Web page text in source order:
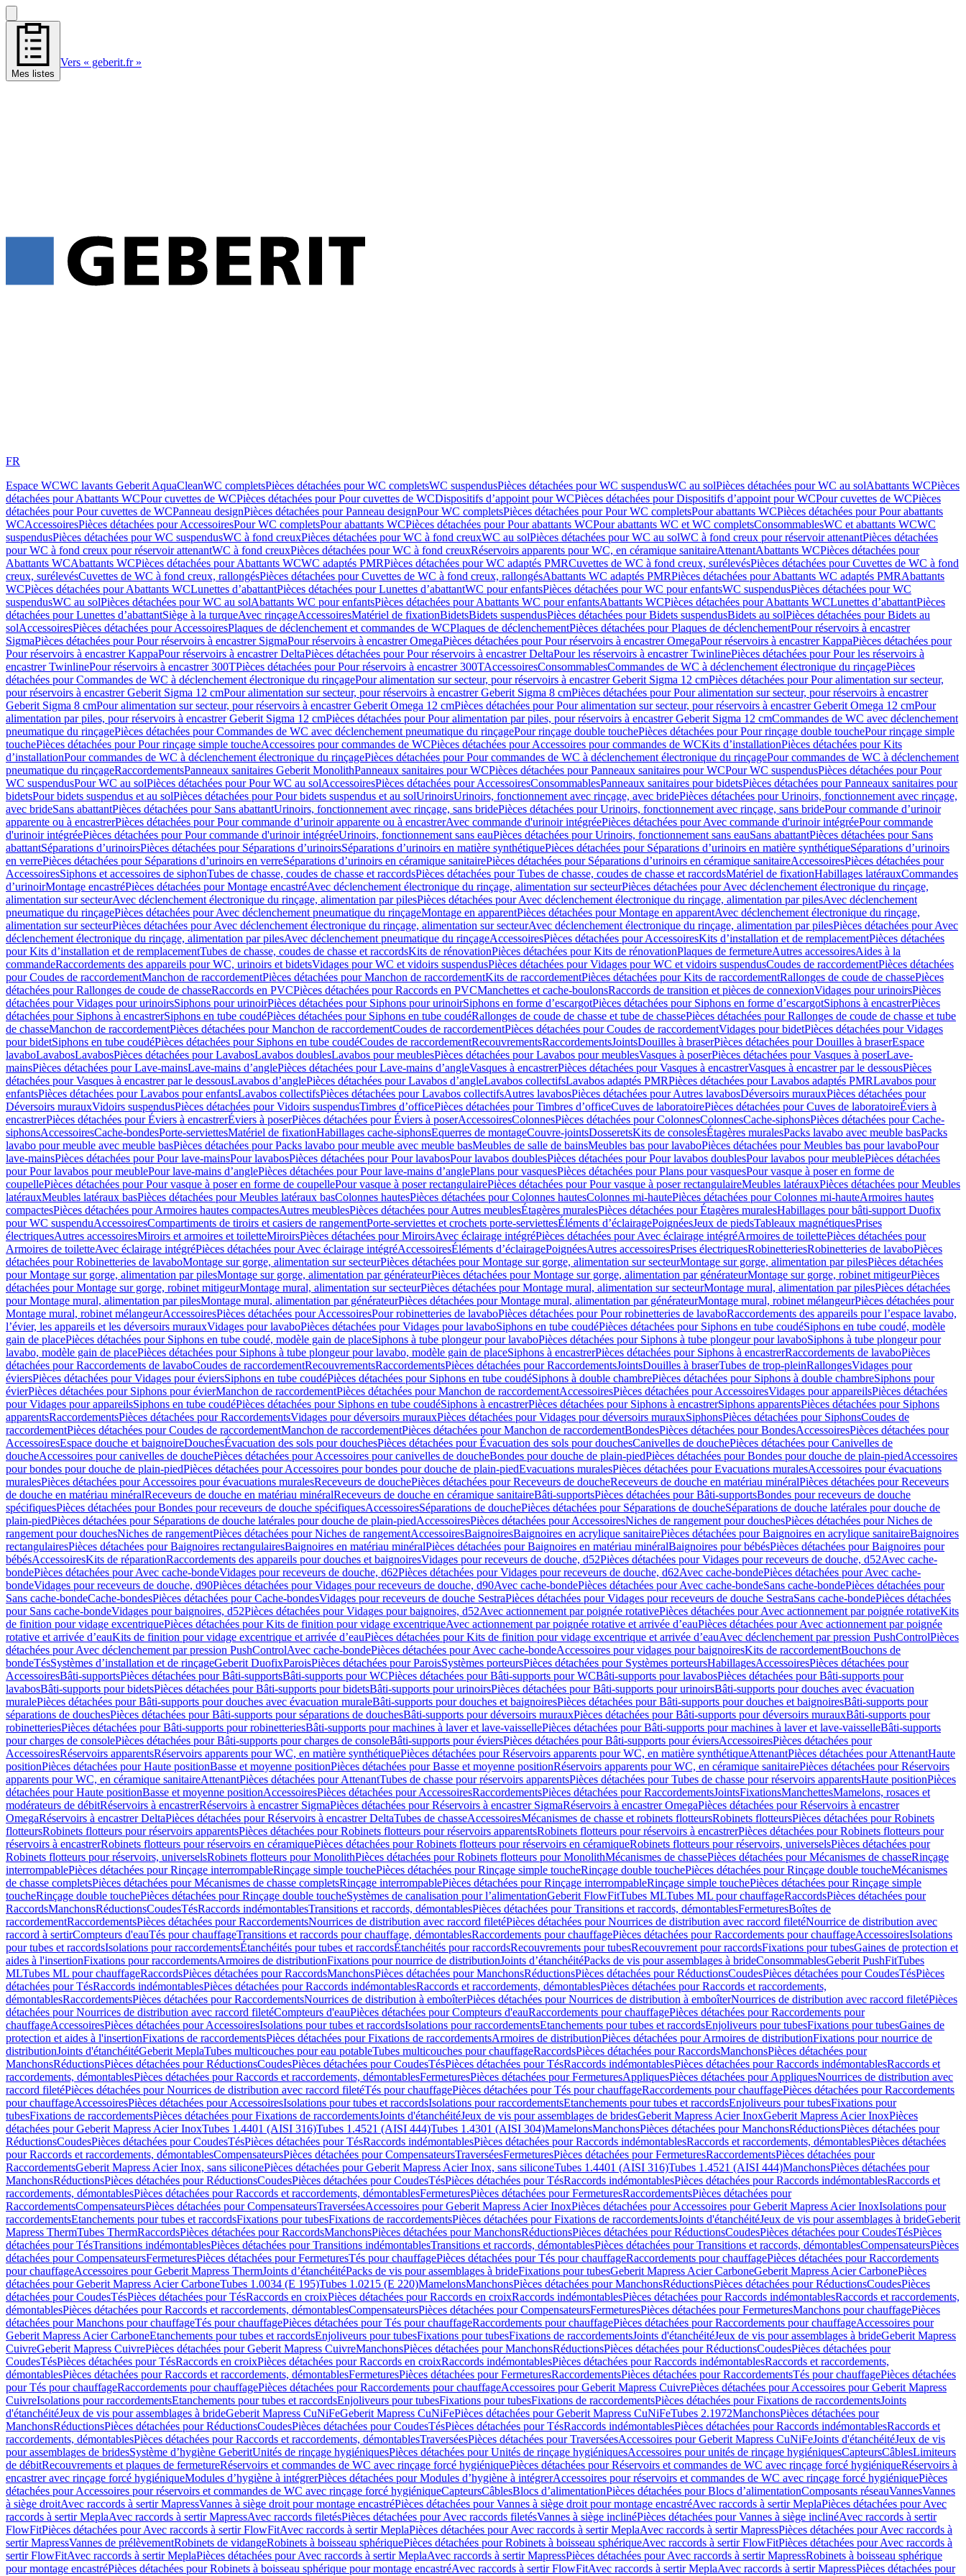
Mes listes
Vers « geberit.fr »
FR
Espace WCWC lavants Geberit AquaCleanWC completsPièces détachées pour WC completsWC suspendusPièces détachées pour WC suspendusWC au solPièces détachées pour WC au solAbattants WCPièces
détachées pour Abattants WCPour cuvettes de WCPièces détachées pour Pour cuvettes de WCDispositifs d’appoint pour WCPièces détachées pour Dispositifs d’appoint pour WCPour cuvettes de WCPièces
détachées pour Pour cuvettes de WCPanneau designPièces détachées pour Panneau designPour WC completsPièces détachées pour Pour WC completsPour abattants WCPièces détachées pour Pour abattants
WCAccessoiresPièces détachées pour AccessoiresPour WC completsPour abattants WCPièces détachées pour Pour abattants WCPour abattants WC et WC completsConsommablesWC et abattants WCWC
suspendusPièces détachées pour WC suspendusWC à fond creuxPièces détachées pour WC à fond creuxWC au solPièces détachées pour WC au solWC à fond creux pour réservoir attenantPièces détachées
pour WC à fond creux pour réservoir attenantWC à fond creuxPièces détachées pour WC à fond creuxRéservoirs apparents pour WC, en céramique sanitaireAttenantAbattants WCPièces détachées pour
Abattants WCAbattants WCPièces détachées pour Abattants WCWC adaptés PMRPièces détachées pour WC adaptés PMRCuvettes de WC à fond creux, surélevésPièces détachées pour Cuvettes de WC à fond
creux, surélevésCuvettes de WC à fond creux, rallongésPièces détachées pour Cuvettes de WC à fond creux, rallongésAbattants WC adaptés PMRPièces détachées pour Abattants WC adaptés PMRAbattants
WCPièces détachées pour Abattants WCLunettes d’abattantPièces détachées pour Lunettes d’abattantWC pour enfantsPièces détachées pour WC pour enfantsWC suspendusPièces détachées pour WC
suspendusWC au solPièces détachées pour WC au solAbattants WC pour enfantsPièces détachées pour Abattants WC pour enfantsAbattants WCPièces détachées pour Abattants WCLunettes d’abattantPièces
détachées pour Lunettes d’abattantSiège à la turqueAvec rinçageAccessoiresMatériel de fixationBidetsBidets suspendusPièces détachées pour Bidets suspendusBidets au solPièces détachées pour Bidets au
solAccessoiresPièces détachées pour AccessoiresPlaques de déclenchement et commandes de WCPlaques de déclenchementPièces détachées pour Plaques de déclenchementPour réservoirs à encastrer
SigmaPièces détachées pour Pour réservoirs à encastrer SigmaPour réservoirs à encastrer OmegaPièces détachées pour Pour réservoirs à encastrer OmegaPour réservoirs à encastrer KappaPièces détachées pour
Pour réservoirs à encastrer KappaPour réservoirs à encastrer DeltaPièces détachées pour Pour réservoirs à encastrer DeltaPour les réservoirs à encastrer TwinlinePièces détachées pour Pour les réservoirs à
encastrer TwinlinePour réservoirs à encastrer 300TPièces détachées pour Pour réservoirs à encastrer 300TAccessoiresConsommablesCommandes de WC à déclenchement électronique du rinçagePièces
détachées pour Commandes de WC à déclenchement électronique du rinçagePour alimentation sur secteur, pour réservoirs à encastrer Geberit Sigma 12 cmPièces détachées pour Pour alimentation sur secteur,
pour réservoirs à encastrer Geberit Sigma 12 cmPour alimentation sur secteur, pour réservoirs à encastrer Geberit Sigma 8 cmPièces détachées pour Pour alimentation sur secteur, pour réservoirs à encastrer
Geberit Sigma 8 cmPour alimentation sur secteur, pour réservoirs à encastrer Geberit Omega 12 cmPièces détachées pour Pour alimentation sur secteur, pour réservoirs à encastrer Geberit Omega 12 cmPour
alimentation par piles, pour réservoirs à encastrer Geberit Sigma 12 cmPièces détachées pour Pour alimentation par piles, pour réservoirs à encastrer Geberit Sigma 12 cmCommandes de WC avec déclenchement
pneumatique du rinçagePièces détachées pour Commandes de WC avec déclenchement pneumatique du rinçagePour rinçage double touchePièces détachées pour Pour rinçage double touchePour rinçage simple
touchePièces détachées pour Pour rinçage simple toucheAccessoires pour commandes de WCPièces détachées pour Accessoires pour commandes de WCKits d’installationPièces détachées pour Kits
d’installationPour commandes de WC à déclenchement électronique du rinçagePièces détachées pour Pour commandes de WC à déclenchement électronique du rinçagePour commandes de WC à déclenchement
pneumatique du rinçageRaccordementsPanneaux sanitaires Geberit MonolithPanneaux sanitaires pour WCPièces détachées pour Panneaux sanitaires pour WCPour WC suspendusPièces détachées pour Pour
WC suspendusPour WC au solPièces détachées pour Pour WC au solAccessoiresPièces détachées pour AccessoiresConsommablesPanneaux sanitaires pour bidetsPièces détachées pour Panneaux sanitaires pour
bidetsPour bidets suspendus et au solPièces détachées pour Pour bidets suspendus et au solUrinoirsUrinoirs, fonctionnement avec rinçage, avec bridePièces détachées pour Urinoirs, fonctionnement avec rinçage,
avec brideSans abattantPièces détachées pour Sans abattantUrinoirs, fonctionnement avec rinçage, sans bridePièces détachées pour Urinoirs, fonctionnement avec rinçage, sans bridePour commande d’urinoir
apparente ou à encastrerPièces détachées pour Pour commande d’urinoir apparente ou à encastrerAvec commande d'urinoir intégréePièces détachées pour Avec commande d'urinoir intégréePour commande
d'urinoir intégréePièces détachées pour Pour commande d'urinoir intégréeUrinoirs, fonctionnement sans eauPièces détachées pour Urinoirs, fonctionnement sans eauSans abattantPièces détachées pour Sans
abattantSéparations d’urinoirsPièces détachées pour Séparations d’urinoirsSéparations d’urinoirs en matière synthétiquePièces détachées pour Séparations d’urinoirs en matière synthétiqueSéparations d’urinoirs
en verrePièces détachées pour Séparations d’urinoirs en verreSéparations d’urinoirs en céramique sanitairePièces détachées pour Séparations d’urinoirs en céramique sanitaireAccessoiresPièces détachées pour
AccessoiresSiphons et accessoires de siphonTubes de chasse, coudes de chasse et raccordsPièces détachées pour Tubes de chasse, coudes de chasse et raccordsMatériel de fixationHabillages latérauxCommandes
dʼurinoirMontage encastréPièces détachées pour Montage encastréAvec déclenchement électronique du rinçage, alimentation sur secteurPièces détachées pour Avec déclenchement électronique du rinçage,
alimentation sur secteurAvec déclenchement électronique du rinçage, alimentation par pilesPièces détachées pour Avec déclenchement électronique du rinçage, alimentation par pilesAvec déclenchement
pneumatique du rinçagePièces détachées pour Avec déclenchement pneumatique du rinçageMontage en apparentPièces détachées pour Montage en apparentAvec déclenchement électronique du rinçage,
alimentation sur secteurPièces détachées pour Avec déclenchement électronique du rinçage, alimentation sur secteurAvec déclenchement électronique du rinçage, alimentation par pilesPièces détachées pour Avec
déclenchement électronique du rinçage, alimentation par pilesAvec déclenchement pneumatique du rinçageAccessoiresPièces détachées pour AccessoiresKits d’installation et de remplacementPièces détachées
pour Kits d’installation et de remplacementTubes de chasse, coudes de chasse et raccordsKits de rénovationPièces détachées pour Kits de rénovationPlaques de fermetureAutres accessoiresAides à la
commandeRaccordements des appareils pour WC, urinoirs et bidetsVidages pour WC et vidoirs suspendusPièces détachées pour Vidages pour WC et vidoirs suspendusCoudes de raccordementPièces détachées
pour Coudes de raccordementManchon de raccordementPièces détachées pour Manchon de raccordementKits de raccordementPièces détachées pour Kits de raccordementRallonges de coude de chassePièces
détachées pour Rallonges de coude de chasseRaccords en PVCPièces détachées pour Raccords en PVCManchettes et cache-boulonsRaccords de transition et pièces de connexionVidages pour urinoirsPièces
détachées pour Vidages pour urinoirsSiphons pour urinoirPièces détachées pour Siphons pour urinoirSiphons en forme d’escargotPièces détachées pour Siphons en forme d’escargotSiphons à encastrerPièces
détachées pour Siphons à encastrerSiphons en tube coudéPièces détachées pour Siphons en tube coudéRallonges de coude de chasse et tube de chassePièces détachées pour Rallonges de coude de chasse et tube
de chasseManchon de raccordementPièces détachées pour Manchon de raccordementCoudes de raccordementPièces détachées pour Coudes de raccordementVidages pour bidetPièces détachées pour Vidages
pour bidetSiphons en tube coudéPièces détachées pour Siphons en tube coudéCoudes de raccordementRecouvrementsRaccordementsJointsDouilles à braserPièces détachées pour Douilles à braserEspace
lavaboLavabosLavabosPièces détachées pour LavabosLavabos doublesLavabos pour meublesPièces détachées pour Lavabos pour meublesVasques à poserPièces détachées pour Vasques à poserLave-
mainsPièces détachées pour Lave-mainsLave-mains d’anglePièces détachées pour Lave-mains d’angleVasques à encastrerPièces détachées pour Vasques à encastrerVasques à encastrer par le dessousPièces
détachées pour Vasques à encastrer par le dessousLavabos d’anglePièces détachées pour Lavabos d’angleLavabos collectifsLavabos adaptés PMRPièces détachées pour Lavabos adaptés PMRLavabos pour
enfantsPièces détachées pour Lavabos pour enfantsLavabos collectifsPièces détachées pour Lavabos collectifsAutres lavabosPièces détachées pour Autres lavabosDéversoirs murauxPièces détachées pour
Déversoirs murauxVidoirs suspendusPièces détachées pour Vidoirs suspendusTimbres dʼofficePièces détachées pour Timbres dʼofficeCuves de laboratoirePièces détachées pour Cuves de laboratoireÉviers à
encastrerPièces détachées pour Éviers à encastrerÉviers à poserPièces détachées pour Éviers à poserAccessoiresColonnesPièces détachées pour ColonnesColonnesCache-siphonsPièces détachées pour Cache-
siphonsAccessoiresCache-bondesPorte-serviettesMatériel de fixationHabillages cache-siphonsEquerres de montageCouvre-jointsDosseretsKits de consolesÉtagères muralesPacks lavabo avec meuble basPacks
lavabo pour meuble avec meuble basPièces détachées pour Packs lavabo pour meuble avec meuble basMeubles de salle de bainsMeubles bas pour lavaboPièces détachées pour Meubles bas pour lavaboPour
lave-mainsPièces détachées pour Pour lave-mainsPour lavabosPièces détachées pour Pour lavabosPour lavabos doublesPièces détachées pour Pour lavabos doublesPour lavabos pour meublePièces détachées
pour Pour lavabos pour meublePour lave-mains d’anglePièces détachées pour Pour lave-mains d’anglePlans pour vasquesPièces détachées pour Plans pour vasquesPour vasque à poser en forme de
coupellePièces détachées pour Pour vasque à poser en forme de coupellePour vasque à poser rectangulairePièces détachées pour Pour vasque à poser rectangulaireMeubles latérauxPièces détachées pour Meubles
latérauxMeubles latéraux basPièces détachées pour Meubles latéraux basColonnes hautesPièces détachées pour Colonnes hautesColonnes mi-hautePièces détachées pour Colonnes mi-hauteArmoires hautes
compactesPièces détachées pour Armoires hautes compactesAutres meublesPièces détachées pour Autres meublesÉtagères muralesPièces détachées pour Étagères muralesHabillages pour bâti-support Duofix
pour WC suspenduAccessoiresCompartiments de tiroirs et casiers de rangementPorte-serviettes et crochets porte-serviettesÉléments d’éclairagePoignéesJeux de piedsTableaux magnétiquesPrises
électriquesAutres accessoiresMiroirs et armoires et toiletteMiroirsPièces détachées pour MiroirsAvec éclairage intégréPièces détachées pour Avec éclairage intégréArmoires de toilettePièces détachées pour
Armoires de toiletteAvec éclairage intégréPièces détachées pour Avec éclairage intégréAccessoiresÉléments d’éclairagePoignéesAutres accessoiresPrises électriquesRobinetteriesRobinetteries de lavaboPièces
détachées pour Robinetteries de lavaboMontage sur gorge, alimentation sur secteurPièces détachées pour Montage sur gorge, alimentation sur secteurMontage sur gorge, alimentation par pilesPièces détachées
pour Montage sur gorge, alimentation par pilesMontage sur gorge, alimentation par générateurPièces détachées pour Montage sur gorge, alimentation par générateurMontage sur gorge, robinet mitigeurPièces
détachées pour Montage sur gorge, robinet mitigeurMontage mural, alimentation sur secteurPièces détachées pour Montage mural, alimentation sur secteurMontage mural, alimentation par pilesPièces détachées
pour Montage mural, alimentation par pilesMontage mural, alimentation par générateurPièces détachées pour Montage mural, alimentation par générateurMontage mural, robinet mélangeurPièces détachées pour
Montage mural, robinet mélangeurAccessoiresPièces détachées pour AccessoiresPour robinetteries de lavaboPièces détachées pour Pour robinetteries de lavaboRaccordements des appareils pour l’espace lavabo,
l’évier, les appareils et les déversoirs murauxVidages pour lavaboPièces détachées pour Vidages pour lavaboSiphons en tube coudéPièces détachées pour Siphons en tube coudéSiphons en tube coudé, modèle
gain de placePièces détachées pour Siphons en tube coudé, modèle gain de placeSiphons à tube plongeur pour lavaboPièces détachées pour Siphons à tube plongeur pour lavaboSiphons à tube plongeur pour
lavabo, modèle gain de placePièces détachées pour Siphons à tube plongeur pour lavabo, modèle gain de placeSiphons à encastrerPièces détachées pour Siphons à encastrerRaccordements de lavaboPièces
détachées pour Raccordements de lavaboCoudes de raccordementRecouvrementsRaccordementsPièces détachées pour RaccordementsJointsDouilles à braserTubes de trop-pleinRallongesVidages pour
éviersPièces détachées pour Vidages pour éviersSiphons en tube coudéPièces détachées pour Siphons en tube coudéSiphons à double chambrePièces détachées pour Siphons à double chambreSiphons pour
évierPièces détachées pour Siphons pour évierManchon de raccordementPièces détachées pour Manchon de raccordementAccessoiresPièces détachées pour AccessoiresVidages pour appareilsPièces détachées
pour Vidages pour appareilsSiphons en tube coudéPièces détachées pour Siphons en tube coudéSiphons à encastrerPièces détachées pour Siphons à encastrerSiphons apparentsPièces détachées pour Siphons
apparentsRaccordementsPièces détachées pour RaccordementsVidages pour déversoirs murauxPièces détachées pour Vidages pour déversoirs murauxSiphonsPièces détachées pour SiphonsCoudes de
raccordementPièces détachées pour Coudes de raccordementManchon de raccordementPièces détachées pour Manchon de raccordementBondesPièces détachées pour BondesAccessoiresPièces détachées pour
AccessoiresEspace douche et baignoireDouchesÉvacuation des sols pour douchesPièces détachées pour Évacuation des sols pour douchesCanivelles de douchePièces détachées pour Canivelles de
doucheAccessoires pour canivelles de douchePièces détachées pour Accessoires pour canivelles de doucheBondes pour douche de plain-piedPièces détachées pour Bondes pour douche de plain-piedAccessoires
pour bondes pour douche de plain-piedPièces détachées pour Accessoires pour bondes pour douche de plain-piedEvacuations muralesPièces détachées pour Evacuations muralesAccessoires pour évacuations
muralesPièces détachées pour Accessoires pour évacuations muralesReceveurs de douchePièces détachées pour Receveurs de doucheReceveurs de douche en matériau minéralPièces détachées pour Receveurs
de douche en matériau minéralReceveurs de douche en matériau minéralReceveurs de douche en céramique sanitaireBâti-supportsPièces détachées pour Bâti-supportsBondes pour receveurs de douche
spécifiquesPièces détachées pour Bondes pour receveurs de douche spécifiquesAccessoiresSéparations de douchePièces détachées pour Séparations de doucheSéparations de douche latérales pour douche de
plain-piedPièces détachées pour Séparations de douche latérales pour douche de plain-piedAccessoiresPièces détachées pour AccessoiresNiches de rangement pour douchesPièces détachées pour Niches de
rangement pour douchesNiches de rangementPièces détachées pour Niches de rangementAccessoiresBaignoiresBaignoires en acrylique sanitairePièces détachées pour Baignoires en acrylique sanitaireBaignoires
rectangulairesPièces détachées pour Baignoires rectangulairesBaignoires en matériau minéralPièces détachées pour Baignoires en matériau minéralBaignoires pour bébésPièces détachées pour Baignoires pour
bébésAccessoiresKits de réparationRaccordements des appareils pour douches et baignoiresVidages pour receveurs de douche, d52Pièces détachées pour Vidages pour receveurs de douche, d52Avec cache-
bondePièces détachées pour Avec cache-bondeVidages pour receveurs de douche, d62Pièces détachées pour Vidages pour receveurs de douche, d62Avec cache-bondePièces détachées pour Avec cache-
bondeVidages pour receveurs de douche, d90Pièces détachées pour Vidages pour receveurs de douche, d90Avec cache-bondePièces détachées pour Avec cache-bondeSans cache-bondePièces détachées pour
Sans cache-bondeCache-bondesPièces détachées pour Cache-bondesVidages pour receveurs de douche SestraPièces détachées pour Vidages pour receveurs de douche SestraSans cache-bondePièces détachées
pour Sans cache-bondeVidages pour baignoires, d52Pièces détachées pour Vidages pour baignoires, d52Avec actionnement par poignée rotativePièces détachées pour Avec actionnement par poignée rotativeKits
de finition pour vidage excentriquePièces détachées pour Kits de finition pour vidage excentriqueAvec actionnement par poignée rotative et arrivée d’eauPièces détachées pour Avec actionnement par poignée
rotative et arrivée d’eauKits de finition pour vidage excentrique et arrivée d’eauPièces détachées pour Kits de finition pour vidage excentrique et arrivée d’eauAvec déclenchement par pression PushControlPièces
détachées pour Avec déclenchement par pression PushControlAvec cache-bondePièces détachées pour Avec cache-bondeAccessoires pour vidages pour baignoiresKits de raccordementBouchons de
bondeTésSystèmes d’installation et de rinçageGeberit DuofixParoisPièces détachées pour ParoisSystèmes porteursPièces détachées pour Systèmes porteursHabillagesAccessoiresPièces détachées pour
AccessoiresBâti-supportsPièces détachées pour Bâti-supportsBâti-supports pour WCPièces détachées pour Bâti-supports pour WCBâti-supports pour lavabosPièces détachées pour Bâti-supports pour
lavabosBâti-supports pour bidetsPièces détachées pour Bâti-supports pour bidetsBâti-supports pour urinoirsPièces détachées pour Bâti-supports pour urinoirsBâti-supports pour douches avec évacuation
muralePièces détachées pour Bâti-supports pour douches avec évacuation muraleBâti-supports pour douches et baignoiresPièces détachées pour Bâti-supports pour douches et baignoiresBâti-supports pour
séparations de douchesPièces détachées pour Bâti-supports pour séparations de douchesBâti-supports pour déversoirs murauxPièces détachées pour Bâti-supports pour déversoirs murauxBâti-supports pour
robinetteriesPièces détachées pour Bâti-supports pour robinetteriesBâti-supports pour machines à laver et lave-vaissellePièces détachées pour Bâti-supports pour machines à laver et lave-vaisselleBâti-supports
pour charges de consolePièces détachées pour Bâti-supports pour charges de consoleBâti-supports pour éviersPièces détachées pour Bâti-supports pour éviersAccessoiresPièces détachées pour
AccessoiresRéservoirs apparentsRéservoirs apparents pour WC, en matière synthétiquePièces détachées pour Réservoirs apparents pour WC, en matière synthétiqueAttenantPièces détachées pour AttenantHaute
positionPièces détachées pour Haute positionBasse et moyenne positionPièces détachées pour Basse et moyenne positionRéservoirs apparents pour WC, en céramique sanitairePièces détachées pour Réservoirs
apparents pour WC, en céramique sanitaireAttenantPièces détachées pour AttenantTubes de chasse pour réservoirs apparentsPièces détachées pour Tubes de chasse pour réservoirs apparentsHaute positionPièces
détachées pour Haute positionBasse et moyenne positionAccessoiresPièces détachées pour AccessoiresRaccordementsPièces détachées pour RaccordementsJointsFixationsManchettesMamelons, rosaces et
modérateurs de débitRéservoirs à encastrerRéservoirs à encastrer SigmaPièces détachées pour Réservoirs à encastrer SigmaRéservoirs à encastrer OmegaPièces détachées pour Réservoirs à encastrer
OmegaRéservoirs à encastrer DeltaPièces détachées pour Réservoirs à encastrer DeltaTubes de chasseAccessoiresMécanismes de chasse et robinets flotteursRobinets flotteursPièces détachées pour Robinets
flotteursRobinets flotteurs pour réservoirs apparentsPièces détachées pour Robinets flotteurs pour réservoirs apparentsRobinets flotteurs pour réservoirs à encastrerPièces détachées pour Robinets flotteurs pour
réservoirs à encastrerRobinets flotteurs pour réservoirs en céramiquePièces détachées pour Robinets flotteurs pour réservoirs en céramiqueRobinets flotteurs pour réservoirs, universelsPièces détachées pour
Robinets flotteurs pour réservoirs, universelsRobinets flotteurs pour MonolithPièces détachées pour Robinets flotteurs pour MonolithMécanismes de chassePièces détachées pour Mécanismes de chasseRinçage
interrompablePièces détachées pour Rinçage interrompableRinçage simple touchePièces détachées pour Rinçage simple toucheRinçage double touchePièces détachées pour Rinçage double toucheMécanismes
de chasse completsPièces détachées pour Mécanismes de chasse completsRinçage interrompablePièces détachées pour Rinçage interrompableRinçage simple touchePièces détachées pour Rinçage simple
toucheRinçage double touchePièces détachées pour Rinçage double toucheSystèmes de canalisation pour l’alimentationGeberit FlowFitTubes MLTubes ML pour chauffageRaccordsPièces détachées pour
RaccordsManchonsRéductionsCoudesTésRaccords indémontablesTransitions et raccords, démontablesPièces détachées pour Transitions et raccords, démontablesFermeturesBoîtes de
raccordementRaccordementsPièces détachées pour RaccordementsNourrices de distribution avec raccord filetéPièces détachées pour Nourrices de distribution avec raccord filetéNourrice de distribution avec
raccord à sertirCompteurs d'eauTés pour chauffageTransitions et raccords pour chauffage, démontablesRaccordements pour chauffagePièces détachées pour Raccordements pour chauffageAccessoiresIsolations
pour tubes et raccordsIsolations pour raccordementsÉtanchéités pour tubes et raccordsÉtanchéités pour raccordsRecouvrements pour tubesRecouvrement pour raccordsFixations pour tubesGaines de protection et
aides à l'insertionFixations pour raccordementsArmoires de distributionFixations pour nourrice de distributionJoints d’étanchéitéPacks de vis pour assemblages à brideConsommablesGeberit PushFitTubes
MLTubes ML pour chauffageRaccordsPièces détachées pour RaccordsManchonsPièces détachées pour ManchonsRéductionsPièces détachées pour RéductionsCoudesPièces détachées pour CoudesTésPièces
détachées pour TésRaccords indémontablesPièces détachées pour Raccords indémontablesRaccords et raccordements, démontablesPièces détachées pour Raccords et raccordements,
démontablesRaccordementsPièces détachées pour RaccordementsNourrices de distribution à emboîterPièces détachées pour Nourrices de distribution à emboîterNourrices de distribution avec raccord filetéPièces
détachées pour Nourrices de distribution avec raccord filetéCompteurs d'eauPièces détachées pour Compteurs d'eauRaccordements pour chauffagePièces détachées pour Raccordements pour
chauffageAccessoiresPièces détachées pour AccessoiresIsolations pour tubes et raccordsIsolations pour raccordementsEtanchements pour tubes et raccordsEnjoliveurs pour tubesFixations pour tubesGaines de
protection et aides à l'insertionFixations de raccordementsPièces détachées pour Fixations de raccordementsArmoires de distributionPièces détachées pour Armoires de distributionFixations pour nourrice de
distributionJoints d'étanchéitéGeberit MeplaTubes multicouches pour eau potableTubes multicouches pour chauffageRaccordsPièces détachées pour RaccordsManchonsPièces détachées pour
ManchonsRéductionsPièces détachées pour RéductionsCoudesPièces détachées pour CoudesTésPièces détachées pour TésRaccords indémontablesPièces détachées pour Raccords indémontablesRaccords et
raccordements, démontablesPièces détachées pour Raccords et raccordements, démontablesFermeturesPièces détachées pour FermeturesAppliquesPièces détachées pour AppliquesNourrices de distribution avec
raccord filetéPièces détachées pour Nourrices de distribution avec raccord filetéTés pour chauffagePièces détachées pour Tés pour chauffageRaccordements pour chauffagePièces détachées pour Raccordements
pour chauffageAccessoiresPièces détachées pour AccessoiresIsolations pour tubes et raccordsIsolations pour raccordementsEtanchements pour tubes et raccordsEnjoliveurs pour tubesFixations pour
tubesFixations de raccordementsPièces détachées pour Fixations de raccordementsJoints d'étanchéitéJeux de vis pour assemblages de bridesGeberit Mapress Acier InoxGeberit Mapress Acier InoxPièces
détachées pour Geberit Mapress Acier InoxTubes 1.4401 (AISI 316)Tubes 1.4521 (AISI 444)Tubes 1.4301 (AISI 304)MamelonsManchonsPièces détachées pour ManchonsRéductionsPièces détachées pour
RéductionsCoudesPièces détachées pour CoudesTésPièces détachées pour TésRaccords indémontablesPièces détachées pour Raccords indémontablesRaccords et raccordements, démontablesPièces détachées
pour Raccords et raccordements, démontablesCompensateursPièces détachées pour CompensateursTraverséesFermeturesPièces détachées pour FermeturesRaccordementsPièces détachées pour
RaccordementsGeberit Mapress Acier Inox, sans siliconePièces détachées pour Geberit Mapress Acier Inox, sans siliconeTubes 1.4401 (AISI 316)Tubes 1.4521 (AISI 444)ManchonsPièces détachées pour
ManchonsRéductionsPièces détachées pour RéductionsCoudesPièces détachées pour CoudesTésPièces détachées pour TésRaccords indémontablesPièces détachées pour Raccords indémontablesRaccords et
raccordements, démontablesPièces détachées pour Raccords et raccordements, démontablesFermeturesPièces détachées pour FermeturesRaccordementsPièces détachées pour
RaccordementsCompensateursPièces détachées pour CompensateursTraverséesAccessoires pour Geberit Mapress Acier InoxPièces détachées pour Accessoires pour Geberit Mapress Acier InoxIsolations pour
raccordementsEtanchements pour tubes et raccordsFixations pour tubesFixations de raccordementsPièces détachées pour Fixations de raccordementsJoints d'étanchéitéJeux de vis pour assemblages à brideGeberit
Mapress ThermTubes ThermRaccordsPièces détachées pour RaccordsManchonsPièces détachées pour ManchonsRéductionsPièces détachées pour RéductionsCoudesPièces détachées pour CoudesTésPièces
détachées pour TésTransitions indémontablesPièces détachées pour Transitions indémontablesTransitions et raccords, démontablesPièces détachées pour Transitions et raccords, démontablesCompensateursPièces
détachées pour CompensateursFermeturesPièces détachées pour FermeturesTés pour chauffagePièces détachées pour Tés pour chauffageRaccordements pour chauffagePièces détachées pour Raccordements
pour chauffageAccessoires pour Geberit Mapress ThermJoints d’étanchéitéPacks de vis pour assemblages à brideFixations pour tubesGeberit Mapress Acier CarboneGeberit Mapress Acier CarbonePièces
détachées pour Geberit Mapress Acier CarboneTubes 1.0034 (E 195)Tubes 1.0215 (E 220)MamelonsManchonsPièces détachées pour ManchonsRéductionsPièces détachées pour RéductionsCoudesPièces
détachées pour CoudesTésPièces détachées pour TésRaccords en croixPièces détachées pour Raccords en croixRaccords indémontablesPièces détachées pour Raccords indémontablesRaccords et raccordements,
démontablesPièces détachées pour Raccords et raccordements, démontablesCompensateursPièces détachées pour CompensateursFermeturesPièces détachées pour FermeturesManchons pour chauffagePièces
détachées pour Manchons pour chauffageTés pour chauffagePièces détachées pour Tés pour chauffageRaccordements pour chauffagePièces détachées pour Raccordements pour chauffageAccessoires pour
Geberit Mapress Acier CarboneEtanchements pour tubes et raccordsEnjoliveurs pour tubesFixations pour tubesFixations de raccordementsJoints d'étanchéitéJeux de vis pour assemblages à brideGeberit Mapress
CuivreGeberit Mapress CuivrePièces détachées pour Geberit Mapress CuivreManchonsPièces détachées pour ManchonsRéductionsPièces détachées pour RéductionsCoudesPièces détachées pour
CoudesTésPièces détachées pour TésRaccords en croixPièces détachées pour Raccords en croixRaccords indémontablesPièces détachées pour Raccords indémontablesRaccords et raccordements,
démontablesPièces détachées pour Raccords et raccordements, démontablesFermeturesPièces détachées pour FermeturesRaccordementsPièces détachées pour RaccordementsTés pour chauffagePièces détachées
pour Tés pour chauffageRaccordements pour chauffagePièces détachées pour Raccordements pour chauffageAccessoires pour Geberit Mapress CuivrePièces détachées pour Accessoires pour Geberit Mapress
CuivreIsolations pour raccordementsEtanchements pour tubes et raccordsEnjoliveurs pour tubesFixations pour tubesFixations de raccordementsPièces détachées pour Fixations de raccordementsJoints
d'étanchéitéJeux de vis pour assemblages à brideGeberit Mapress CuNiFeGeberit Mapress CuNiFePièces détachées pour Geberit Mapress CuNiFeTubes 2.1972ManchonsPièces détachées pour
ManchonsRéductionsPièces détachées pour RéductionsCoudesPièces détachées pour CoudesTésPièces détachées pour TésRaccords indémontablesPièces détachées pour Raccords indémontablesRaccords et
raccordements, démontablesPièces détachées pour Raccords et raccordements, démontablesTraverséesPièces détachées pour TraverséesAccessoires pour Geberit Mapress CuNiFeJoints d'étanchéitéJeux de vis
pour assemblages de bridesSystème d’hygiène GeberitUnités de rinçage hygiéniquesPièces détachées pour Unités de rinçage hygiéniquesAccessoires pour unités de rinçage hygiéniquesCapteursCâblesLimiteurs
de débitRecouvrements et plaques de fermetureRéservoirs et commandes de WC avec rinçage forcé hygiéniquePièces détachées pour Réservoirs et commandes de WC avec rinçage forcé hygiéniqueRéservoirs à
encastrer avec rinçage forcé hygiéniqueModules d’hygiène à intégrerPièces détachées pour Modules d’hygiène à intégrerAccessoires pour réservoirs et commandes de WC avec rinçage forcé hygiéniquePièces
détachées pour Accessoires pour réservoirs et commandes de WC avec rinçage forcé hygiéniqueCapteursCâblesBlocs d’alimentationPièces détachées pour Blocs d’alimentationComposants réseauVannesVannes
à siège droitAvec raccords à sertir MapressVannes à siège droit pour montage encastréPièces détachées pour Vannes à siège droit pour montage encastréAvec raccords à sertir MeplaPièces détachées pour Avec
raccords à sertir MeplaAvec raccords à sertir MapressAvec raccords filetésPièces détachées pour Avec raccords filetésVannes à siège inclinéPièces détachées pour Vannes à siège inclinéAvec raccords à sertir
FlowFitPièces détachées pour Avec raccords à sertir FlowFitAvec raccords à sertir MeplaPièces détachées pour Avec raccords à sertir MeplaAvec raccords à sertir MapressPièces détachées pour Avec raccords à
sertir MapressVannes de prélèvementRobinets de vidangeRobinets à boisseau sphériquePièces détachées pour Robinets à boisseau sphériqueAvec raccords à sertir FlowFitPièces détachées pour Avec raccords à
sertir FlowFitAvec raccords à sertir MeplaPièces détachées pour Avec raccords à sertir MeplaAvec raccords à sertir MapressPièces détachées pour Avec raccords à sertir MapressRobinets à boisseau sphérique
pour montage encastréPièces détachées pour Robinets à boisseau sphérique pour montage encastréAvec raccords à sertir FlowFitAvec raccords à sertir MeplaAvec raccords à sertir MapressPièces détachées pour